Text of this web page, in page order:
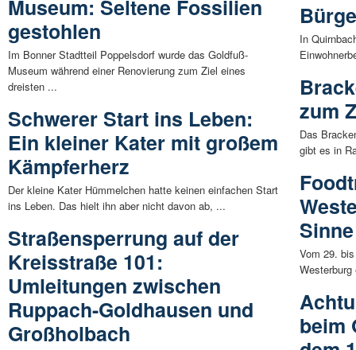
Museum: Seltene Fossilien
gestohlen
Im Bonner Stadtteil Poppelsdorf wurde das Goldfuß-
Museum während einer Renovierung zum Ziel eines
dreisten ...
Schwerer Start ins Leben:
Ein kleiner Kater mit großem
Kämpferherz
Der kleine Kater Hümmelchen hatte keinen einfachen Start
ins Leben. Das hielt ihn aber nicht davon ab, ...
Straßensperrung auf der
Kreisstraße 101:
Umleitungen zwischen
Ruppach-Goldhausen und
Großholbach
In
zum
Das
gibt es in
Sinne
Vom 29.
beim